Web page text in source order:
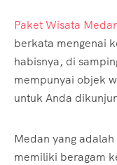
Paket Wisata
berkata mengenai
habisnya, di
mempunyai objek
untuk Anda
Medan yang
memiliki beragam